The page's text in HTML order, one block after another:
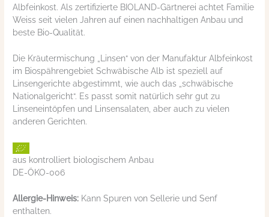
Albfeinkost. Als zertifizierte BIOLAND-Gärtnerei achtet Familie
Weiss seit vielen Jahren auf einen nachhaltigen Anbau und
beste Bio-Qualität.
Die Kräutermischung „Linsen“ von der Manufaktur Albfeinkost
im Biospährengebiet Schwäbische Alb ist speziell auf
Linsengerichte abgestimmt, wie auch das „schwäbische
Nationalgericht“. Es passt somit natürlich sehr gut zu
Linseneintöpfen und Linsensalaten, aber auch zu vielen
anderen Gerichten.
aus kontrolliert biologischem Anbau
DE-ÖKO-006
Allergie-Hinweis: Kann Spuren von Sellerie und Senf
enthalten.